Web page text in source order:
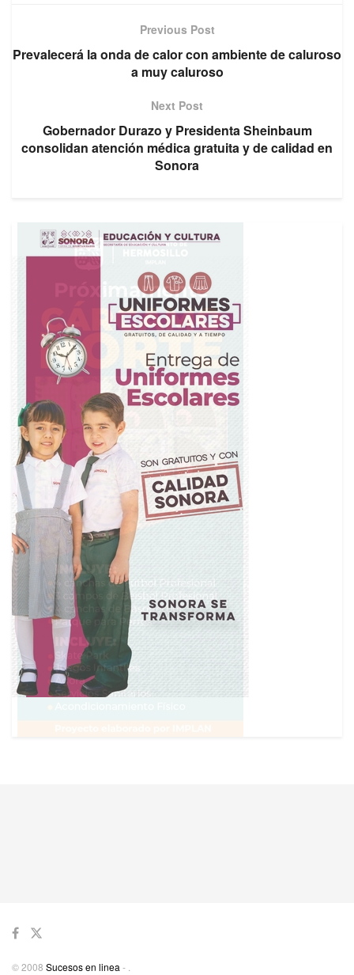
Previous Post
Prevalecerá la onda de calor con ambiente de caluroso
a muy caluroso
Next Post
Gobernador Durazo y Presidenta Sheinbaum
consolidan atención médica gratuita y de calidad en
Sonora
© 2008 Sucesos en linea -